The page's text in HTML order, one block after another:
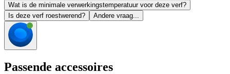
Wat is de minimale verwerkingstemperatuur voor deze verf?
Is deze verf roestwerend?
Andere vraag...
Passende accessoires